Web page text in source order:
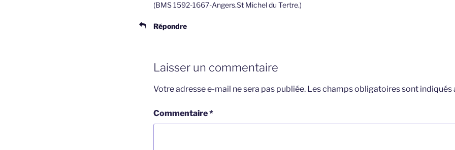
(BMS 1592-1667-Angers.St Michel du Tertre.)
Répondre
Laisser un commentaire
Votre adresse e-mail ne sera pas publiée. Les champs obligatoires sont indiqués
Commentaire*